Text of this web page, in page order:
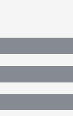
de zahăr